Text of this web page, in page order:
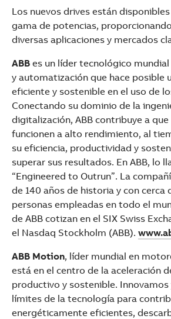
Los nuevos drives están
gama de potencias,
diversas aplicaciones y mercados
ABB es un líder tecnológico
y automatización que hace posible
eficiente y sostenible en el uso de
Conectando su dominio de la
digitalización, ABB contribuye a
funcionen a alto rendimiento, al
su eficiencia, productividad y
superar sus resultados. En ABB, lo
“Engineered to Outrun”. La
de 140 años de historia y con cerca
personas empleadas en todo el
de ABB cotizan en el SIX Swiss
el Nasdaq Stockholm (ABB).
ABB Motion, líder mundial en
está en el centro de la aceleración
productivo y sostenible.
límites de la tecnología para
energéticamente eficientes,